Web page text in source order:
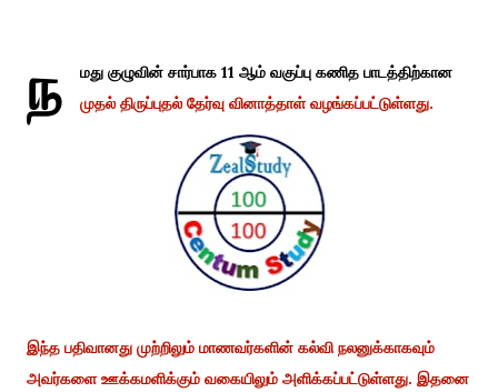
ந
மது குழுவின் சார்பாக 11 ஆம் வகுப்பு கணித பாடத்திற்கான
முதல் திருப்புதல் தேர்வு வினாத்தாள் வழங்கப்பட்டுள்ளது.
இந்த பதிவானது முற்றிலும் மாணவர்களின் கல்வி நலனுக்காகவும்
அவர்களை ஊக்கமளிக்கும் வகையிலும் அளிக்கப்பட்டுள்ளது. இதனை